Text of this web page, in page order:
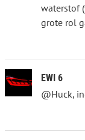
waterstof
grote rol
EWI 6
@Huck,